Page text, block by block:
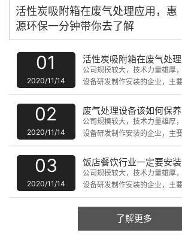
活性炭吸附箱在废气处理应用，惠
源环保一分钟带你去了解
01
2020/11/14
公司规模较大，技术力量雄厚
设备研发制作安装的企业，主
净化设备、uv光解静化设备、
化燃烧处理设备、水洗噴淋塔
板防腐设备、喷油房、无尘净
02
2020/11/14
废气处理设备该如何保养
公司规模较大，技术力量雄厚
设备研发制作安装的企业，主
净化设备、uv光解静化设备、
化燃烧处理设备、水洗噴淋塔
板防腐设备、喷油房、无尘净
03
2020/11/14
公司规模较大，技术力量雄厚
设备研发制作安装的企业，主
净化设备、uv光解静化设备、
化燃烧处理设备、水洗噴淋塔
板防腐设备、喷油房、无尘净
了解更多